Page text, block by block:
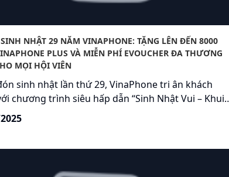
NHẬT 29 NĂM VINAPHONE: TẶNG LÊN ĐẾN 8000
PLUS VÀ MIỄN PHÍ EVOUCHER ĐA THƯƠNG
MỌI HỘI VIÊN
sinh nhật lần thứ 29, VinaPhone tri ân khách
chương trình siêu hấp dẫn “Sinh Nhật Vui – Khui
dành riêng cho hội viên VinaPhone Plus.